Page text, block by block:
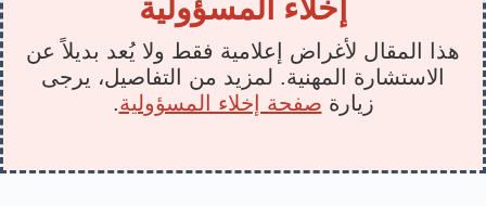
إخلاء المسؤولية
هذا المقال لأغراض إعلامية فقط ولا يُعد بديلاً عن
الاستشارة المهنية. لمزيد من التفاصيل، يرجى
زيارة صفحة إخلاء المسؤولية.